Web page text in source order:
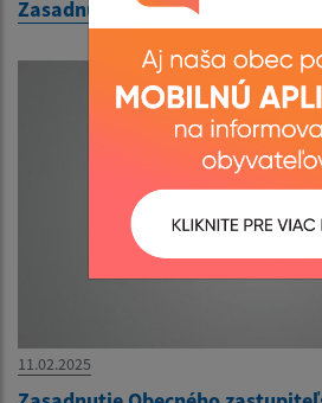
Zasadnutie Obecného
11.02.2025